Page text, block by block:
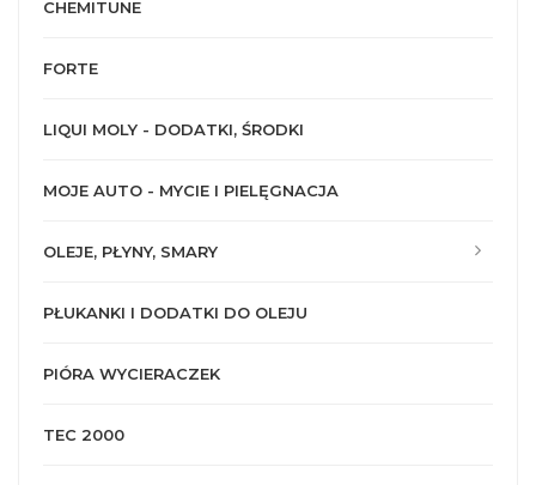
CHEMITUNE
FORTE
LIQUI MOLY - DODATKI, ŚRODKI
MOJE AUTO - MYCIE I PIELĘGNACJA
OLEJE, PŁYNY, SMARY
PŁUKANKI I DODATKI DO OLEJU
PIÓRA WYCIERACZEK
TEC 2000